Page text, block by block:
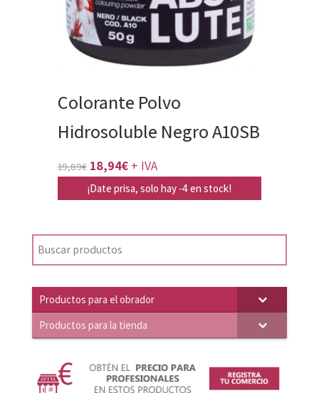
Colorante Polvo
Hidrosoluble Negro A10SB
19,89€ El
precio
19,89€.
18,94€El
precio
+ IVA
¡Date prisa, solo hay -4 en stock!
Productos para el obrador
Productos para la tienda